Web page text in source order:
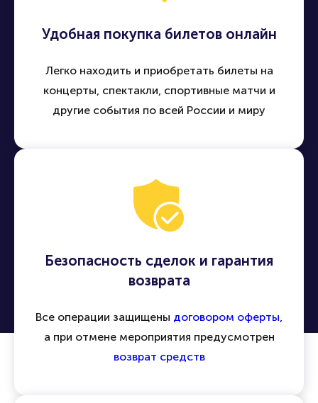
Удобная покупка билетов онлайн
Легко находить и приобретать билеты на
концерты, спектакли, спортивные матчи и
другие события по всей России и миру
Безопасность сделок и гарантия
возврата
Все операции защищены договором оферты,
а при отмене мероприятия предусмотрен
возврат средств